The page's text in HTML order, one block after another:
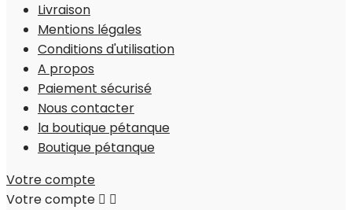
Livraison
Mentions légales
Conditions d'utilisation
A propos
Paiement sécurisé
Nous contacter
la boutique pétanque
Boutique pétanque
Votre compte
Votre compte  